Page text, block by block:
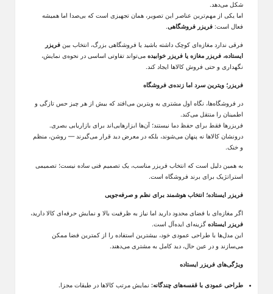
شکل می‌دهد .
اما یکی از مهم‌ترین عناصر این تصویر، همان تجهیزی است که بی‌صدا اما همیشه
فعال است: فریزر فروشگاهی.
فرقی ندارد مغازه‌ای کوچک داشته باشید یا فروشگاهی بزرگ، انتخاب بین فریزر
ایستاده، فریزر مغازه یا فریزر خوابیده می‌تواند تفاوتی اساسی در نحوه‌ی نمایش،
نگهداری و حتی فروش کالاها ایجاد کند.
فریزر؛ ویترین سرد اما زنده‌ی فروشگاه
در فروشگاه‌ها، نگاه اول مشتری به ویترین می‌افتد که بیش از هر چیز حس تازگی و
اطمینان را منتقل می‌کند .
فریزرها فقط برای حفظ دما نیستند؛ آن‌ها ابزارهایی‌اند برای بازاریابی بصری.
درونشان کالاها نه پنهان می‌شوند، بلکه در معرض دید قرار می‌گیرند— روشن، منظم
و خنک.
به همین دلیل است که انتخاب فریزر مناسب، یک تصمیم فنی ساده نیست؛ تصمیمی
استراتژیک برای برند فروشگاه است.
فریزر ایستاده؛ انتخاب هوشمند برای نظم و صرفه‌جویی
اگر مغازه‌ای با فضای محدود دارید اما نیاز به ظرفیت بالا و نمایش حرفه‌ای کالا دارید،
فریزر ایستاده گزینه‌ای ایده‌آل است.
این مدل‌ها با طراحی عمودی خود، بیشترین استفاده را از کمترین فضا ممکن
می‌سازند و در عین حال، دید کامل به مشتری می‌دهند .
ویژگی‌های فریزر ایستاده
طراحی عمودی با قفسه‌های چندگانه: نمایش مرتب کالاها در طبقات مجزا.